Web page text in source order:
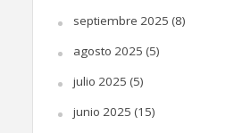
septiembre 2025 (8)
agosto 2025 (5)
julio 2025 (5)
junio 2025 (15)